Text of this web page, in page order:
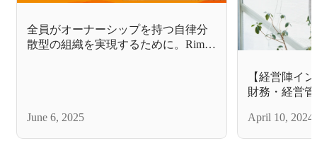
全員がオーナーシップを持つ自律分
散型の組織を実現するために。Rimo
June 6, 2025
【経営陣イ
財務・経営
ン産業の成
April 10, 2024